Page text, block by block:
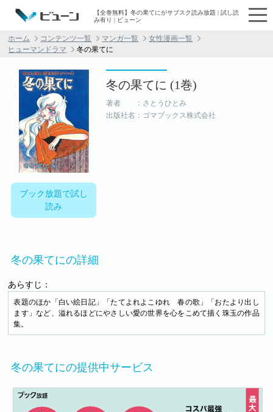
【全巻無料】冬の果てにがサブスク読み放題 | 試し読
み有り | ビューン
ホーム コンテンツ一覧 マンガ一覧
女性漫画一覧
ヒューマンドラマ
冬の果てに
ブック放題で試し
読み
冬の果てに (1巻)
著者 ：さとうひとみ
出版社名：ゴマブックス株式会社
冬の果てにの詳細
あらすじ：
表題のほか「白い絵日記」「たてよれよこゆれ 春の歌」「おたより出し
ます」など、溢れるほどにやさしい愛の世界を心をこめて描く珠玉の作品
集。
冬の果てにの提供中サービス